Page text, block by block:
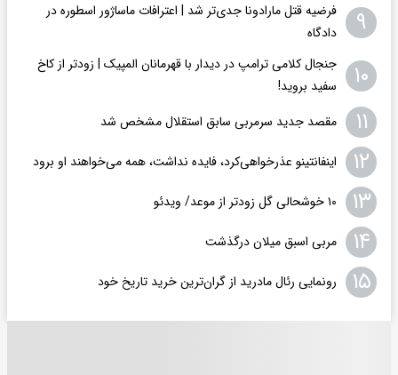
۹
فرضیه قتل مارادونا جدی‌تر شد | اعترافات ماساژور اسطوره در
دادگاه
۱۰
جنجال کلامی ترامپ در دیدار با قهرمانان المپیک | زودتر از کاخ
سفید بروید!
۱۱ مقصد جدید سرمربی سابق استقلال مشخص شد
۱۲ اینفانتینو عذرخواهی‌کرد، فایده نداشت، همه می‌خواهند او برود
۱۳ ۱۰ خوشحالی گل زودتر از موعد/ ویدئو
۱۴ مربی اسبق میلان درگذشت
۱۵ رونمایی رئال مادرید از گران‌ترین خرید تاریخ خود